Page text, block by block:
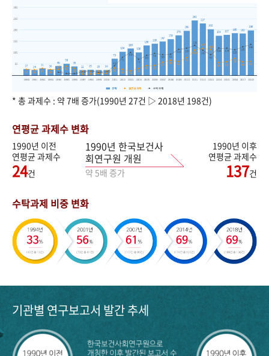
* 총 과제수 : 약 7배 증가(1990년 27건 ▷ 2018년 198건)
연평균 과제수 변화
1990년 이전
연평균 과제수
24건
1990년 한국보건사
회연구원 개원
약 5배 증가
1990년 이후
연평균 과제수
137건
수탁과제 비중 변화
기관별 연구보고서 발간 추세